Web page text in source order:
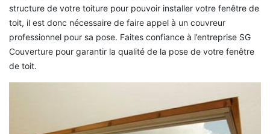
structure de votre toiture pour pouvoir installer votre fenêtre de
toit, il est donc nécessaire de faire appel à un couvreur
professionnel pour sa pose. Faites confiance à l’entreprise SG
Couverture pour garantir la qualité de la pose de votre fenêtre
de toit.